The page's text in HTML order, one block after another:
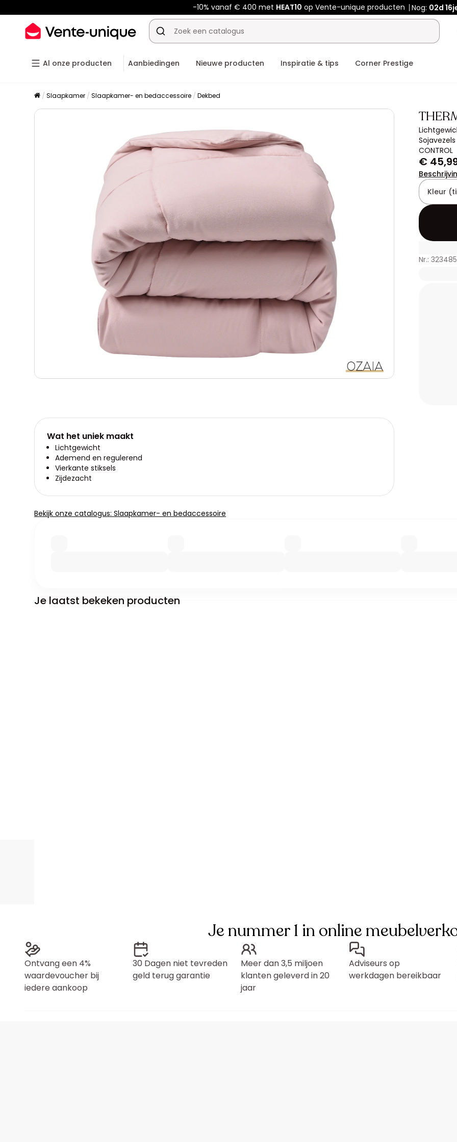
-10% vanaf € 400 met HEAT10 op Vente-unique producten Nog: 02d
Al onze producten Aanbiedingen Nieuwe producten Inspiratie & tips Corner Prestige
Slaapkamer Slaapkamer- en bedaccessoire Dekbed
CONTROL
€
Kleur
Nr.:
Wat het uniek maakt
Lichtgewicht
Ademend en regulerend
Vierkante stiksels
Zijdezacht
Bekijk onze catalogus: Slaapkamer- en bedaccessoire
Je laatst bekeken producten
Je nummer 1 in online
Ontvang een 4%
waardevoucher bij
iedere aankoop
30 Dagen niet tevreden
geld terug garantie
Meer dan 3,5 miljoen
klanten geleverd in 20
jaar
Adviseurs op
werkdagen bereikbaar